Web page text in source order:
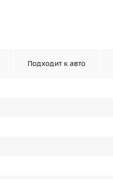
Подходит к авто